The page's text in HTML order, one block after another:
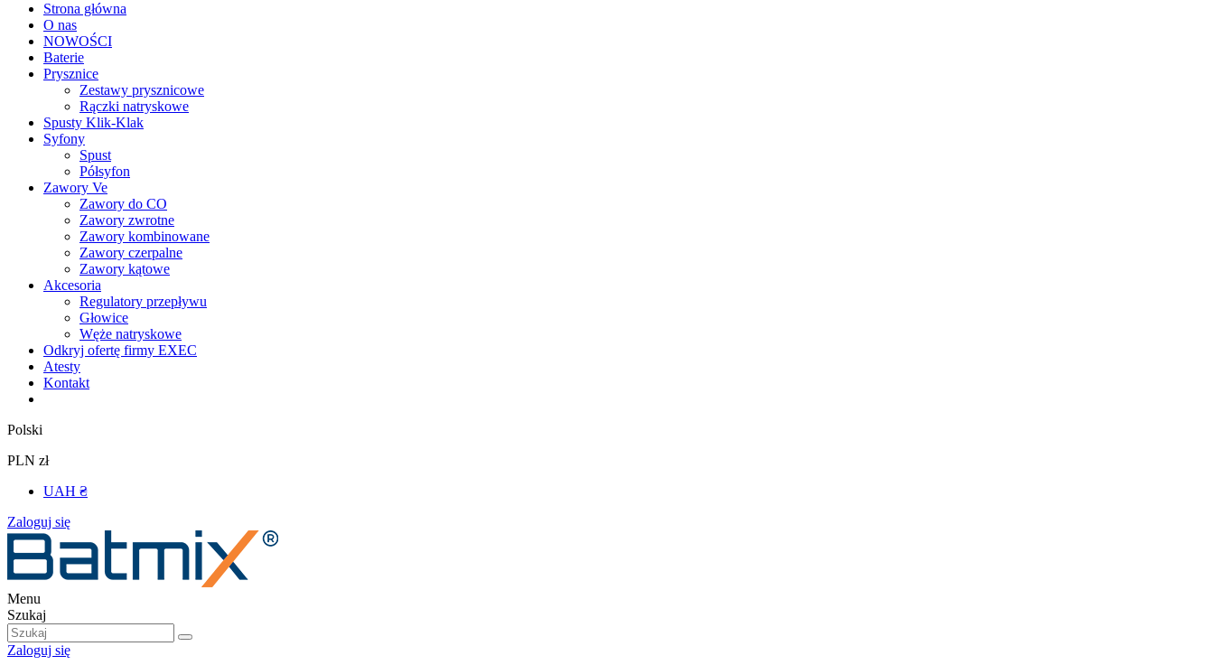
Strona główna
O nas
NOWOŚCI
Baterie
Prysznice
Zestawy prysznicowe
Rączki natryskowe
Spusty Klik-Klak
Syfony
Spust
Półsyfon
Zawory Ve
Zawory do CO
Zawory zwrotne
Zawory kombinowane
Zawory czerpalne
Zawory kątowe
Akcesoria
Regulatory przepływu
Głowice
Węże natryskowe
Odkryj ofertę firmy EXEC
Atesty
Kontakt
Polski
PLN zł
UAH ₴
Zaloguj się
Menu
Szukaj
Zaloguj się